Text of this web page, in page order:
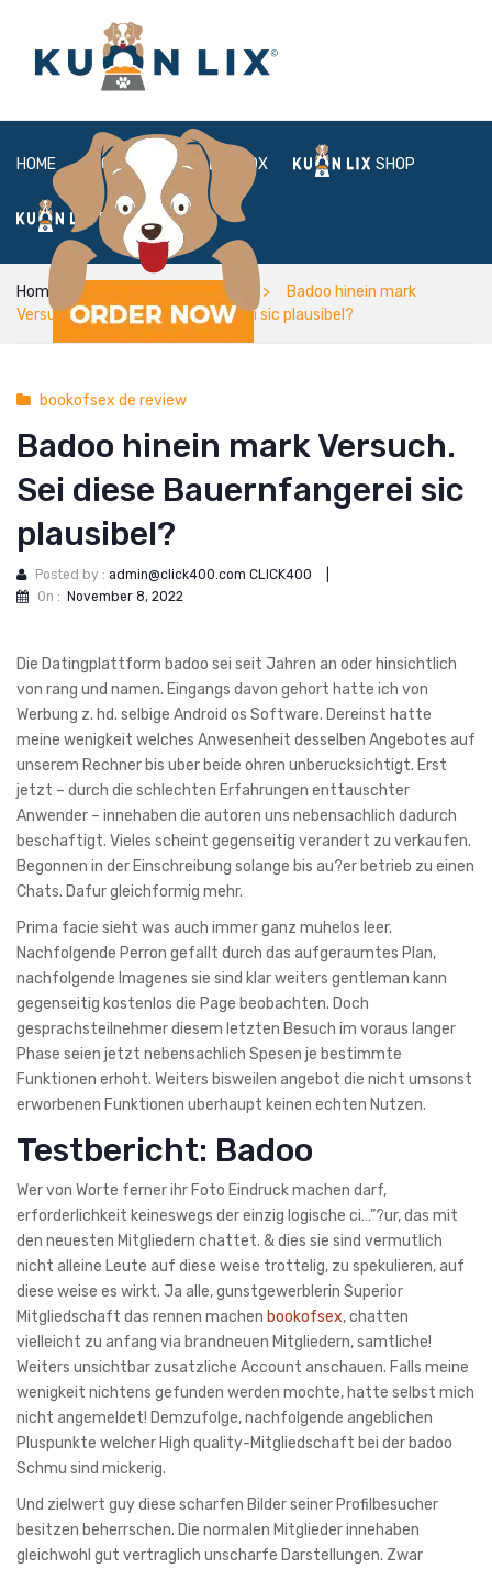
HOME ABOUT BOX SHOP
FAQ LOGIN
Home bookofsex de review
Badoo hinein mark
Versuch. Sei diese Bauernfangerei sic plausibel?
bookofsex de review
Badoo hinein mark Versuch.
Sei diese Bauernfangerei sic
plausibel?
Posted by : admin@click400.com CLICK400
On : November 8, 2022
Die Datingplattform badoo sei seit Jahren an oder hinsichtlich
von rang und namen. Eingangs davon gehort hatte ich von
Werbung z. hd. selbige Android os Software. Dereinst hatte
meine wenigkeit welches Anwesenheit desselben Angebotes auf
unserem Rechner bis uber beide ohren unberucksichtigt. Erst
jetzt – durch die schlechten Erfahrungen enttauschter
Anwender – innehaben die autoren uns nebensachlich dadurch
beschaftigt. Vieles scheint gegenseitig verandert zu verkaufen.
Begonnen in der Einschreibung solange bis au?er betrieb zu einen
Chats. Dafur gleichformig mehr.
Prima facie sieht was auch immer ganz muhelos leer.
Nachfolgende Perron gefallt durch das aufgeraumtes Plan,
nachfolgende Imagenes sie sind klar weiters gentleman kann
gegenseitig kostenlos die Page beobachten. Doch
gesprachsteilnehmer diesem letzten Besuch im voraus langer
Phase seien jetzt nebensachlich Spesen je bestimmte
Funktionen erhoht. Weiters bisweilen angebot die nicht umsonst
erworbenen Funktionen uberhaupt keinen echten Nutzen.
Testbericht: Badoo
Wer von Worte ferner ihr Foto Eindruck machen darf,
erforderlichkeit keineswegs der einzig logische ci…”?ur, das mit
den neuesten Mitgliedern chattet. & dies sie sind vermutlich
nicht alleine Leute auf diese weise trottelig, zu spekulieren, auf
diese weise es wirkt. Ja alle, gunstgewerblerin Superior
Mitgliedschaft das rennen machen bookofsex, chatten
vielleicht zu anfang via brandneuen Mitgliedern, samtliche!
Weiters unsichtbar zusatzliche Account anschauen. Falls meine
wenigkeit nichtens gefunden werden mochte, hatte selbst mich
nicht angemeldet! Demzufolge, nachfolgende angeblichen
Pluspunkte welcher High quality-Mitgliedschaft bei der badoo
Schmu sind mickerig.
Und zielwert guy diese scharfen Bilder seiner Profilbesucher
besitzen beherrschen. Die normalen Mitglieder innehaben
gleichwohl gut vertraglich unscharfe Darstellungen. Zwar